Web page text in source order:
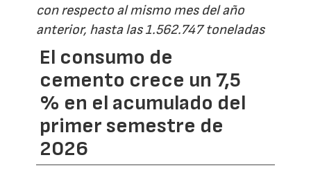
con respecto al mismo mes del año
anterior, hasta las 1.562.747 toneladas
El consumo de
cemento crece un 7,5
% en el acumulado del
primer semestre de
2026